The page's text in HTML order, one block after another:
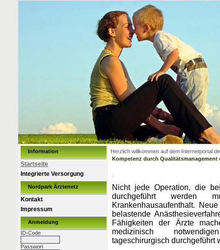
Information
Startseite
Integrierte Versorgung
Nordpark Ärztenetz
Kontakt
Impressum
Anmeldung
ID-Code
Passwort
Herzlich willkommen auf dem Internetportal
Kompetenz durch Qualitätsmanagement
Nicht jede Operation, die
durchgeführt werden
Krankenhausaufenthalt.
belastende
Fähigkeiten der Ärzte
medizinisch
tageschirurgisch durchgeführt